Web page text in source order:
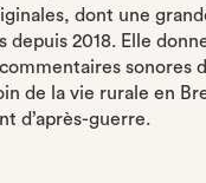
dont une
depuis 2018. Elle
sonores
de la vie rurale en
d’après-guerre.